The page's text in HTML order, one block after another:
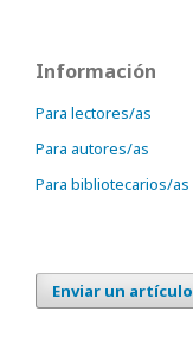
Información
Para lectores/as
Para autores/as
Para bibliotecarios/as
Enviar un artículo